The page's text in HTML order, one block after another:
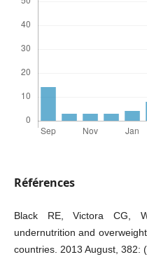
Références
Black RE, Victora CG,
undernutrition and
countries. 2013 August, 382: